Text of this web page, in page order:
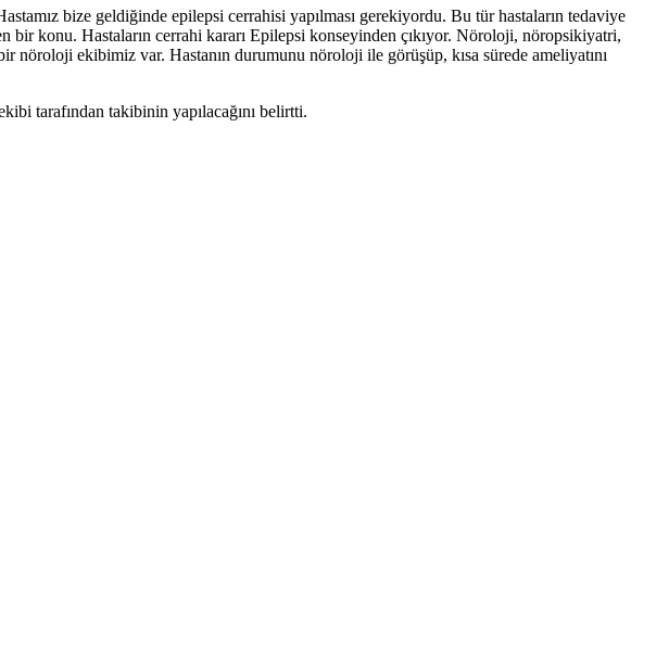
bize geldiğinde epilepsi cerrahisi yapılması gerekiyordu. Bu tür hastaların tedaviye
bir konu. Hastaların cerrahi kararı Epilepsi konseyinden çıkıyor. Nöroloji, nöropsikiyatri,
ekibimiz var. Hastanın durumunu nöroloji ile görüşüp, kısa sürede ameliyatını
tarafından takibinin yapılacağını belirtti.